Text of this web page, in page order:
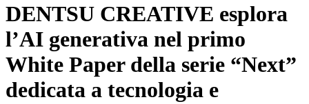
DENTSU CREATIVE esplora
l’AI generativa nel primo
White Paper della serie “Next”
dedicata a tecnologia e